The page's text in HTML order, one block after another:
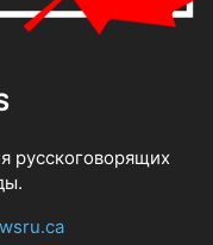
русскоговорящих